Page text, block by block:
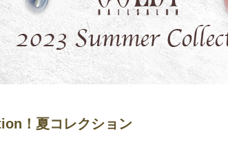
！夏コレクション